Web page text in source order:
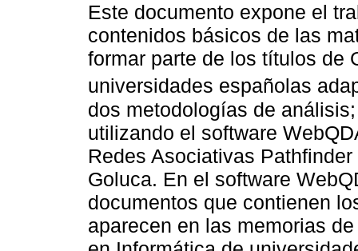
Este documento expone el
contenidos básicos de las
formar parte de los títulos de
universidades españolas
dos metodologías de
utilizando el software
Redes Asociativas
Goluca. En el software
documentos que contienen
aparecen en las memorias